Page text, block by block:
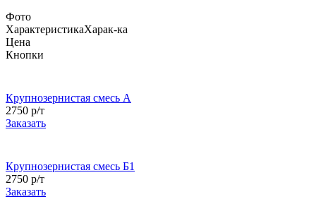
Фото
ХарактеристикаХарак-ка
Цена
Кнопки
Крупнозернистая смесь А
2750 р/т
Заказать
Крупнозернистая смесь Б1
2750 р/т
Заказать